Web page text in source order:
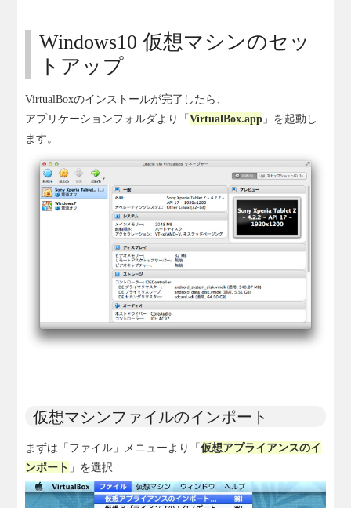
Windows10 仮想マシンのセッ
トアップ
VirtualBoxのインストールが完了したら、
アプリケーションフォルダより「VirtualBox.app 」を起動し
ます。
仮想マシンファイルのインポート
まずは「ファイル」メニューより「仮想アプライアンスのイ
ンポート 」を選択